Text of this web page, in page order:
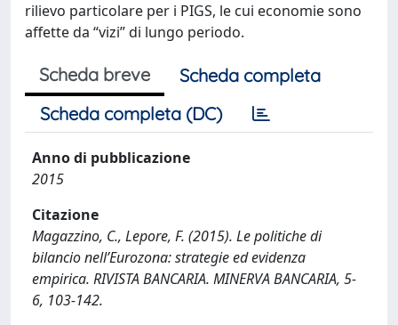
rilievo particolare per i PIGS, le cui economie sono
affette da “vizi” di lungo periodo.
Scheda breve
Scheda completa
Scheda completa (DC)
Anno di pubblicazione
2015
Citazione
Magazzino, C., Lepore, F. (2015). Le politiche di
bilancio nell’Eurozona: strategie ed evidenza
empirica. RIVISTA BANCARIA. MINERVA BANCARIA, 5-
6, 103-142.